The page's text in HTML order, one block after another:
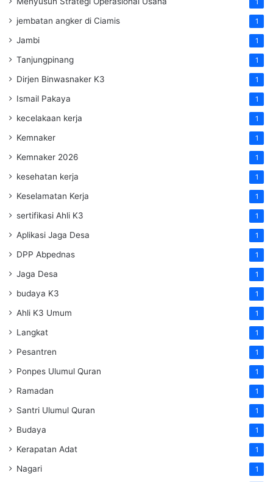
1
jembatan angker di Ciamis 1
Jambi 1
Tanjungpinang 1
Dirjen Binwasnaker K3 1
Ismail Pakaya 1
kecelakaan kerja 1
Kemnaker 1
Kemnaker 2026 1
kesehatan kerja 1
Keselamatan Kerja 1
sertifikasi Ahli K3 1
Aplikasi Jaga Desa 1
DPP Abpednas 1
Jaga Desa 1
budaya K3 1
Ahli K3 Umum 1
Langkat 1
Pesantren 1
Ponpes Ulumul Quran 1
Ramadan 1
Santri Ulumul Quran 1
Budaya 1
Kerapatan Adat 1
Nagari 1